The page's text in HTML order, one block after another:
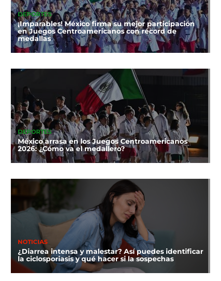
DEPORTES
¡Imparables! México firma su mejor participación
en Juegos Centroamericanos con récord de
medallas
DEPORTES
México arrasa en los Juegos Centroamericanos
2026: ¿Cómo va el medallero?
NOTICIAS
¿Diarrea intensa y malestar? Así puedes identificar
la ciclosporiasis y qué hacer si la sospechas